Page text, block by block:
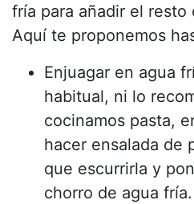
fría para añadir el resto
Aquí te proponemos
Enjuagar en agua
habitual, ni lo
cocinamos pasta,
hacer ensalada de
que escurrirla y
chorro de agua fría.